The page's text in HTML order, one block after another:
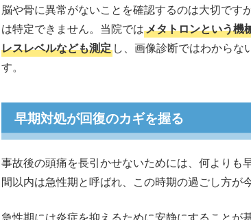
脳や骨に異常がないことを確認するのは大切です
は特定できません。当院ではメタトロンという機
レスレベルなども測定 し、画像診断ではわから
す。
早期対処が回復のカギを握る
事故後の頭痛を長引かせないためには、何よりも
間以内は急性期と呼ばれ、この時期の過ごし方が
急性期には炎症を抑えるために安静にすることが